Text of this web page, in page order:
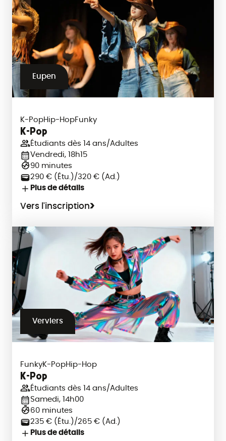
Eupen
K-PopHip-HopFunky
K-Pop
Étudiants dès 14 ans/Adultes
Vendredi, 18h15
90 minutes
290 € (Étu.)/320 € (Ad.)
Plus de détails
Vers l'inscription
Verviers
FunkyK-PopHip-Hop
K-Pop
Étudiants dès 14 ans/Adultes
Samedi, 14h00
60 minutes
235 € (Étu.)/265 € (Ad.)
Plus de détails